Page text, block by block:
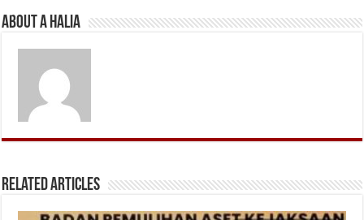
About A Halia
Related Articles